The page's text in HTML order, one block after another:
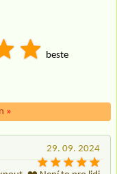
beste
»
29. 09. 2024